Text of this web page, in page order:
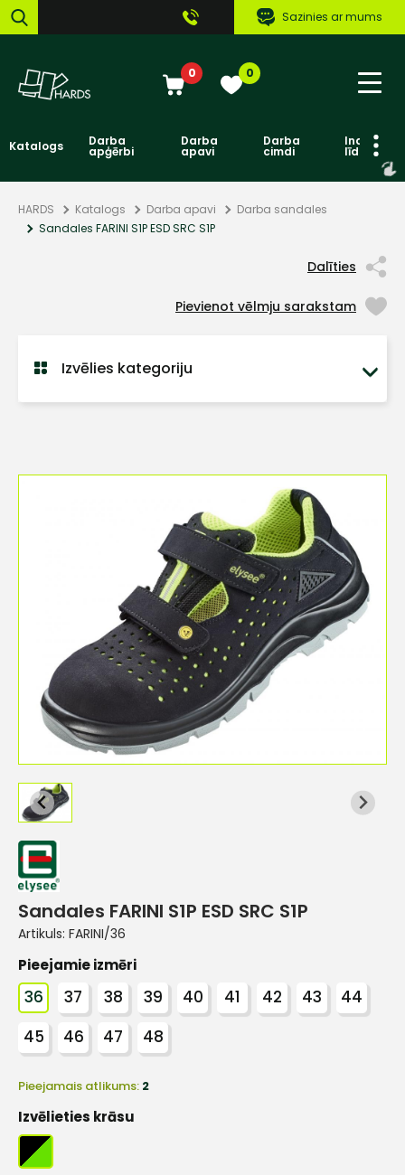
Sazinies ar mums
0 0
Katalogs Darba
apģērbi
Darba
apavi
Darba
cimdi līdzekļi
HARDS Katalogs Darba apavi
Darba sandales
Sandales FARINI S1P ESD SRC S1P
Dalīties
Pievienot vēlmju sarakstam
Izvēlies kategoriju
Sandales FARINI S1P ESD SRC S1P
Artikuls: FARINI/36
Pieejamie izmēri
36 37 38 39 40 41 42 43
44
45
46 47 48
Pieejamais atlikums: 2
Izvēlieties krāsu